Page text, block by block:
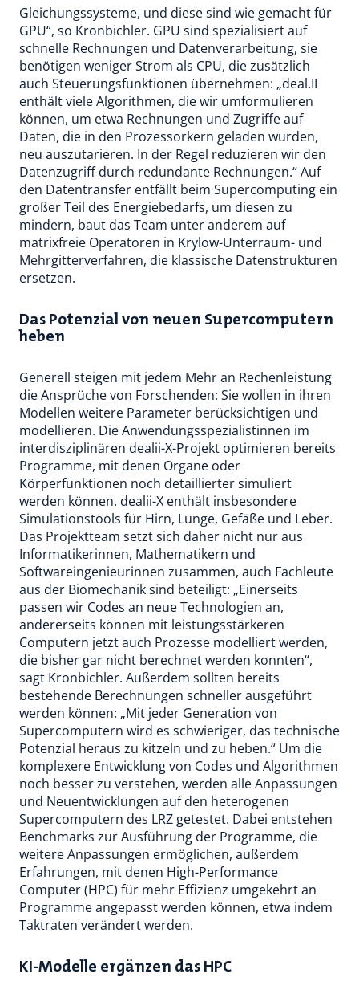
Gleichungssysteme, und diese sind wie gemacht für
GPU“, so Kronbichler. GPU sind spezialisiert auf
schnelle Rechnungen und Datenverarbeitung, sie
benötigen weniger Strom als CPU, die zusätzlich
auch Steuerungsfunktionen übernehmen: „deal.II
enthält viele Algorithmen, die wir umformulieren
können, um etwa Rechnungen und Zugriffe auf
Daten, die in den Prozessorkern geladen wurden,
neu auszutarieren. In der Regel reduzieren wir den
Datenzugriff durch redundante Rechnungen.“ Auf
den Datentransfer entfällt beim Supercomputing ein
großer Teil des Energiebedarfs, um diesen zu
mindern, baut das Team unter anderem auf
matrixfreie Operatoren in Krylow-Unterraum- und
Mehrgitterverfahren, die klassische Datenstrukturen
ersetzen.
Das Potenzial von neuen Supercomputern
heben
Generell steigen mit jedem Mehr an Rechenleistung
die Ansprüche von Forschenden: Sie wollen in ihren
Modellen weitere Parameter berücksichtigen und
modellieren. Die Anwendungsspezialistinnen im
interdisziplinären dealii-X-Projekt optimieren bereits
Programme, mit denen Organe oder
Körperfunktionen noch detaillierter simuliert
werden können. dealii-X enthält insbesondere
Simulationstools für Hirn, Lunge, Gefäße und Leber.
Das Projektteam setzt sich daher nicht nur aus
Informatikerinnen, Mathematikern und
Softwareingenieurinnen zusammen, auch Fachleute
aus der Biomechanik sind beteiligt: „Einerseits
passen wir Codes an neue Technologien an,
andererseits können mit leistungsstärkeren
Computern jetzt auch Prozesse modelliert werden,
die bisher gar nicht berechnet werden konnten“,
sagt Kronbichler. Außerdem sollten bereits
bestehende Berechnungen schneller ausgeführt
werden können: „Mit jeder Generation von
Supercomputern wird es schwieriger, das technische
Potenzial heraus zu kitzeln und zu heben.“ Um die
komplexere Entwicklung von Codes und Algorithmen
noch besser zu verstehen, werden alle Anpassungen
und Neuentwicklungen auf den heterogenen
Supercomputern des LRZ getestet. Dabei entstehen
Benchmarks zur Ausführung der Programme, die
weitere Anpassungen ermöglichen, außerdem
Erfahrungen, mit denen High-Performance
Computer (HPC) für mehr Effizienz umgekehrt an
Programme angepasst werden können, etwa indem
Taktraten verändert werden.
KI-Modelle ergänzen das HPC